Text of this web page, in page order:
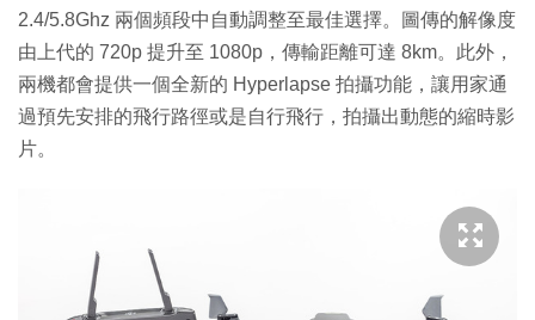
2.4/5.8Ghz 兩個頻段中自動調整至最佳選擇。圖傳的解像度
由上代的 720p 提升至 1080p，傳輸距離可達 8km。此外，
兩機都會提供一個全新的 Hyperlapse 拍攝功能，讓用家通
過預先安排的飛行路徑或是自行飛行，拍攝出動態的縮時影
片。